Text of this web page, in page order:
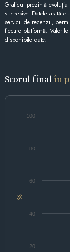
Graficul prezintă
succesive. Datele arată
servicii de recenzii,
fiecare platformă.
disponibile date.
Scorul final în
%
20
40
60
80
100